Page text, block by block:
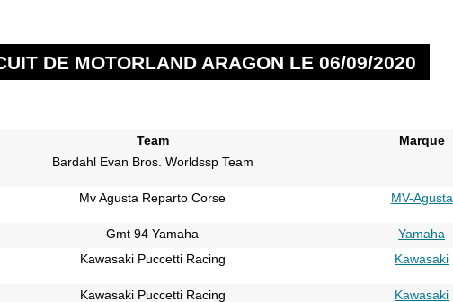
DE MOTORLAND ARAGON LE 06/09/2020
Team Marque
Bardahl Evan Bros. Worldssp Team
Mv Agusta Reparto Corse MV-Agusta
Gmt 94 Yamaha Yamaha
Kawasaki Puccetti Racing Kawasaki
Kawasaki Puccetti Racing Kawasaki